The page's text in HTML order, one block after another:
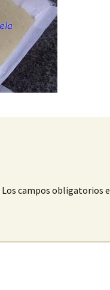
Los campos obligatorios